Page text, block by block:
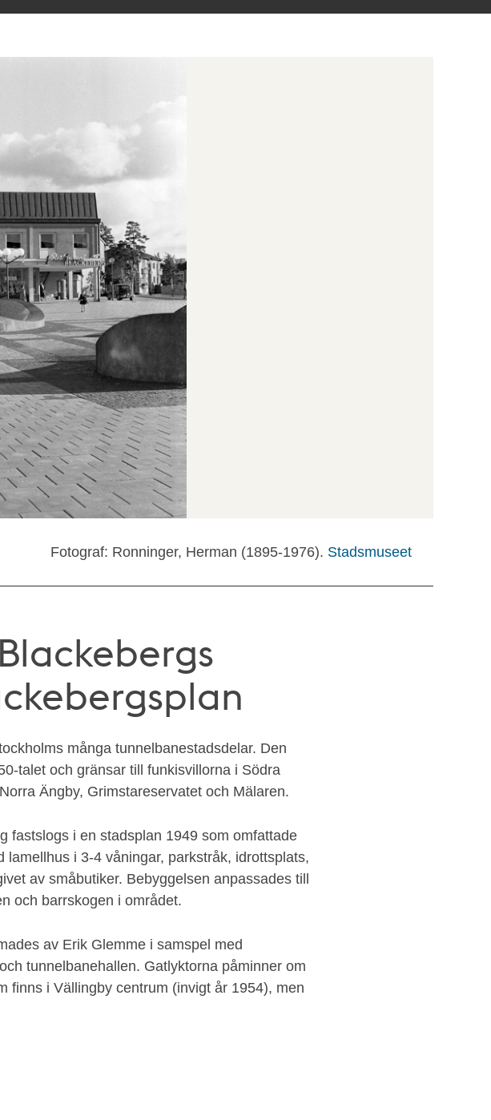
Fotograf: Ronninger, Herman (1895-1976). Stadsmuseet
många tunnelbanestadsdelar. Den
talet och gränsar till funkisvillorna i Södra
Ängby, Grimstareservatet och Mälaren.
fastslogs i en stadsplan 1949 som omfattade
lamellhus i 3-4 våningar, parkstråk, idrottsplats,
av småbutiker. Bebyggelsen anpassades till
och barrskogen i området.
av Erik Glemme i samspel med
tunnelbanehallen. Gatlyktorna påminner om
finns i Vällingby centrum (invigt år 1954), men